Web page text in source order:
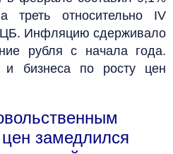
треть относительно IV
ЦБ. Инфляцию сдерживало
рубля с начала года.
и бизнеса по росту цен
замедлился